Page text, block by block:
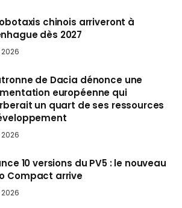
chinois arriveront à
dès 2027
de Dacia dénonce une
européenne qui
un quart de ses ressources
10 versions du PV5 : le nouveau
Compact arrive